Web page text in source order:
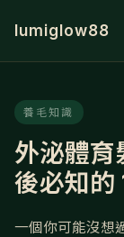
lumiglow88
養毛知識
外泌體育
後必知的
一個你可能沒想